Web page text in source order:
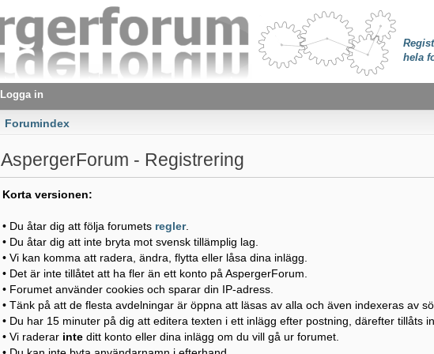
hela
Logga in
Forumindex
AspergerForum - Registrering
Korta versionen:
• Du åtar dig att följa forumets regler.
• Du åtar dig att inte bryta mot svensk tillämplig lag.
• Vi kan komma att radera, ändra, flytta eller låsa dina inlägg.
• Det är inte tillåtet att ha fler än ett konto på AspergerForum.
• Forumet använder cookies och sparar din IP-adress.
• Tänk på att de flesta avdelningar är öppna att läsas av alla och även indexeras av
• Du har 15 minuter på dig att editera texten i ett inlägg efter postning, därefter tillåts
• Vi raderar inte ditt konto eller dina inlägg om du vill gå ur forumet.